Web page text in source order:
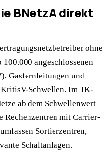
BNetzA direkt
ohne
angeschlossenen
Gasfernleitungen und
Schwellen. Im TK-
ab dem Schwellenwert
Rechenzentren mit Carrier-
Sortierzentren,
Schaltanlagen.